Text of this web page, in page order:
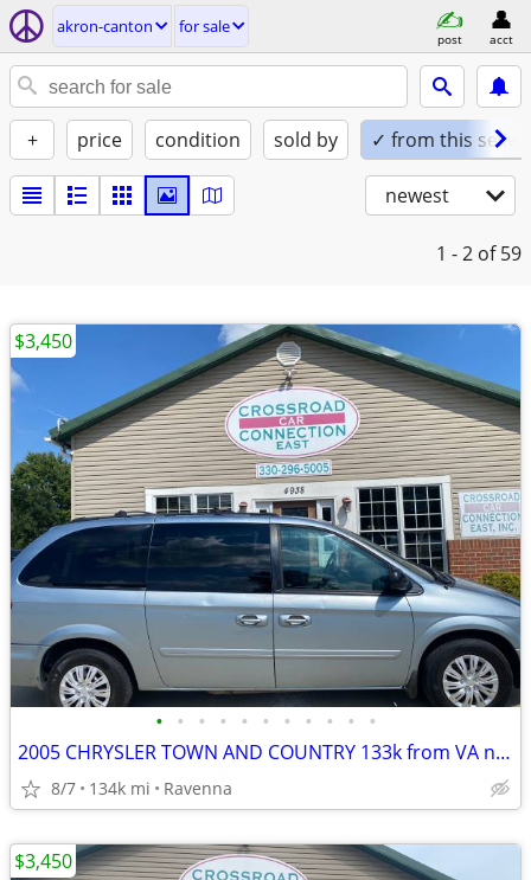
akron-canton for sale
post acct
+ price condition sold by ✓ from this seller
newest
1 - 2 of 59
• • • • • • • • • • •
2005 CHRYSLER TOWN AND COUNTRY 133k from VA not rusty
8/7 134k mi Ravenna
$3,450
$3,450